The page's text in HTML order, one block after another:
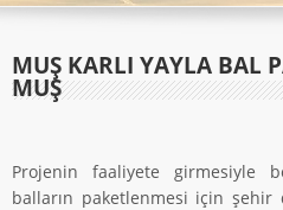
MUŞ KARLI YAYLA BAL
MUŞ
Projenin faaliyete girmesiyle
balların paketlenmesi için şehir